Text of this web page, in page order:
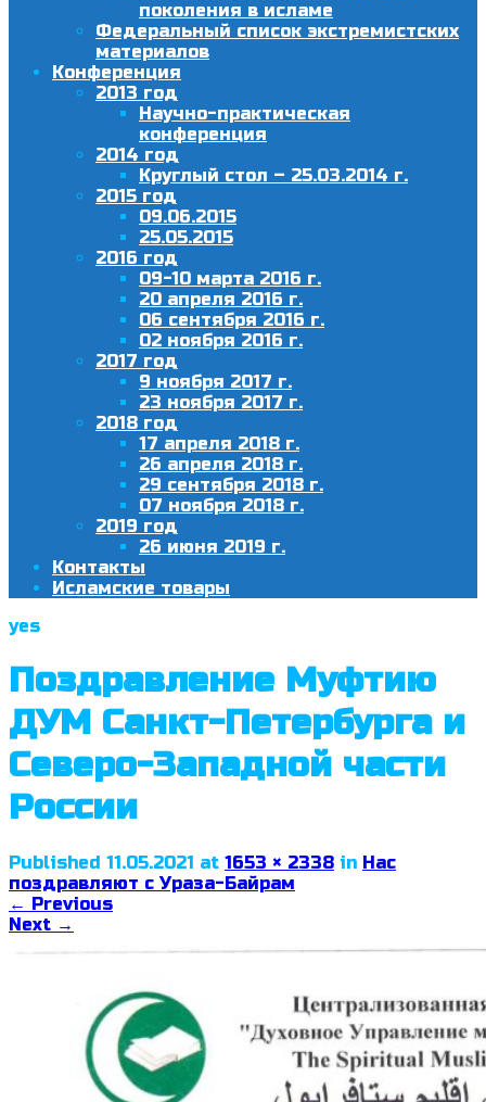
поколения в исламе
Федеральный список экстремистских
материалов
Конференция
2013 год
Научно-практическая
конференция
2014 год
Круглый стол – 25.03.2014 г.
2015 год
09.06.2015
25.05.2015
2016 год
09-10 марта 2016 г.
20 апреля 2016 г.
06 сентября 2016 г.
02 ноября 2016 г.
2017 год
9 ноября 2017 г.
23 ноября 2017 г.
2018 год
17 апреля 2018 г.
26 апреля 2018 г.
29 сентября 2018 г.
07 ноября 2018 г.
2019 год
26 июня 2019 г.
Контакты
Исламские товары
yes
Поздравление Муфтию
ДУМ Санкт-Петербурга и
Северо-Западной части
России
Published 11.05.2021 at 1653 × 2338 in Нас
поздравляют с Ураза-Байрам
← Previous
Next →